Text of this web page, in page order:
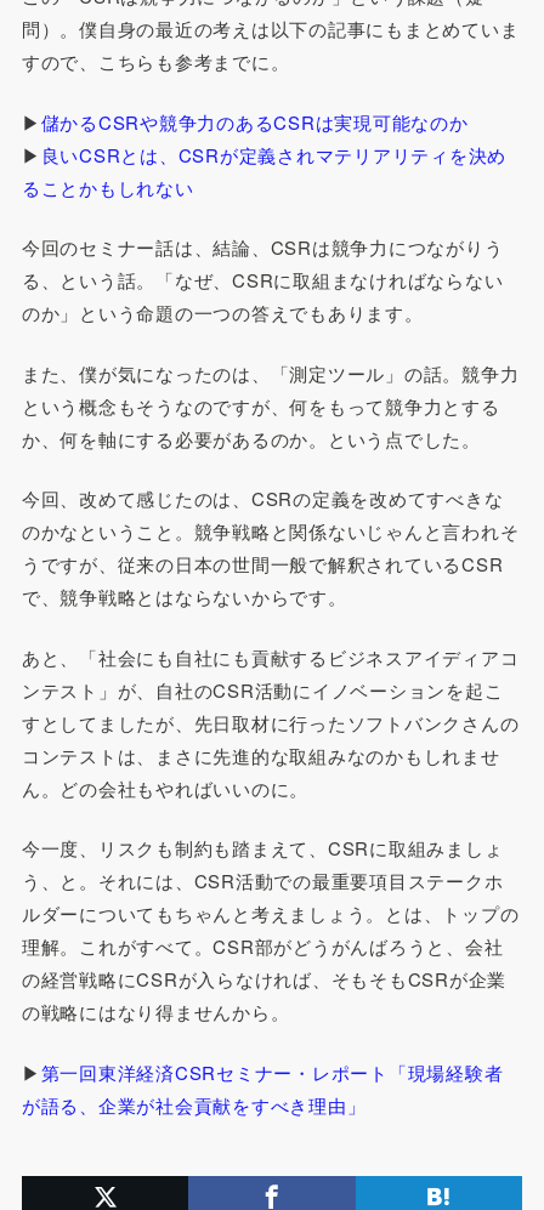
問）。僕自身の最近の考えは以下の記事にもまとめていま
すので、こちらも参考までに。
▶儲かるCSRや競争力のあるCSRは実現可能なのか
▶ 良いCSRとは、CSRが定義されマテリアリティを決め
ることかもしれない
今回のセミナー話は、結論、CSRは競争力につながりう
る、という話。「なぜ、CSRに取組まなければならない
のか」という命題の一つの答えでもあります。
また、僕が気になったのは、「測定ツール」の話。競争力
という概念もそうなのですが、何をもって競争力とする
か、何を軸にする必要があるのか。という点でした。
今回、改めて感じたのは、CSRの定義を改めてすべきな
のかなということ。競争戦略と関係ないじゃんと言われそ
うですが、従来の日本の世間一般で解釈されているCSR
で、競争戦略とはならないからです。
あと、「社会にも自社にも貢献するビジネスアイディアコ
ンテスト」が、自社のCSR活動にイノベーションを起こ
すとしてましたが、先日取材に行ったソフトバンクさんの
コンテストは、まさに先進的な取組みなのかもしれませ
ん。どの会社もやればいいのに。
今一度、リスクも制約も踏まえて、CSRに取組みましょ
う、と。それには、CSR活動での最重要項目ステークホ
ルダーについてもちゃんと考えましょう。とは、トップの
理解。これがすべて。CSR部がどうがんばろうと、会社
の経営戦略にCSRが入らなければ、そもそもCSRが企業
の戦略にはなり得ませんから。
▶第一回東洋経済CSRセミナー・レポート「現場経験者
が語る、企業が社会貢献をすべき理由」